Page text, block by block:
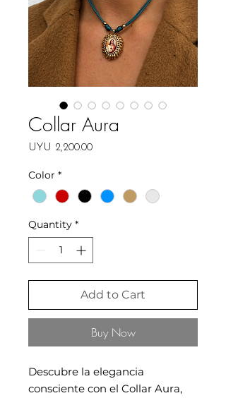
Collar Aura
UYU 2,200.00Price
Color *
Quantity *
Add to Cart
Buy Now
Descubre la elegancia
consciente con el Collar Aura,